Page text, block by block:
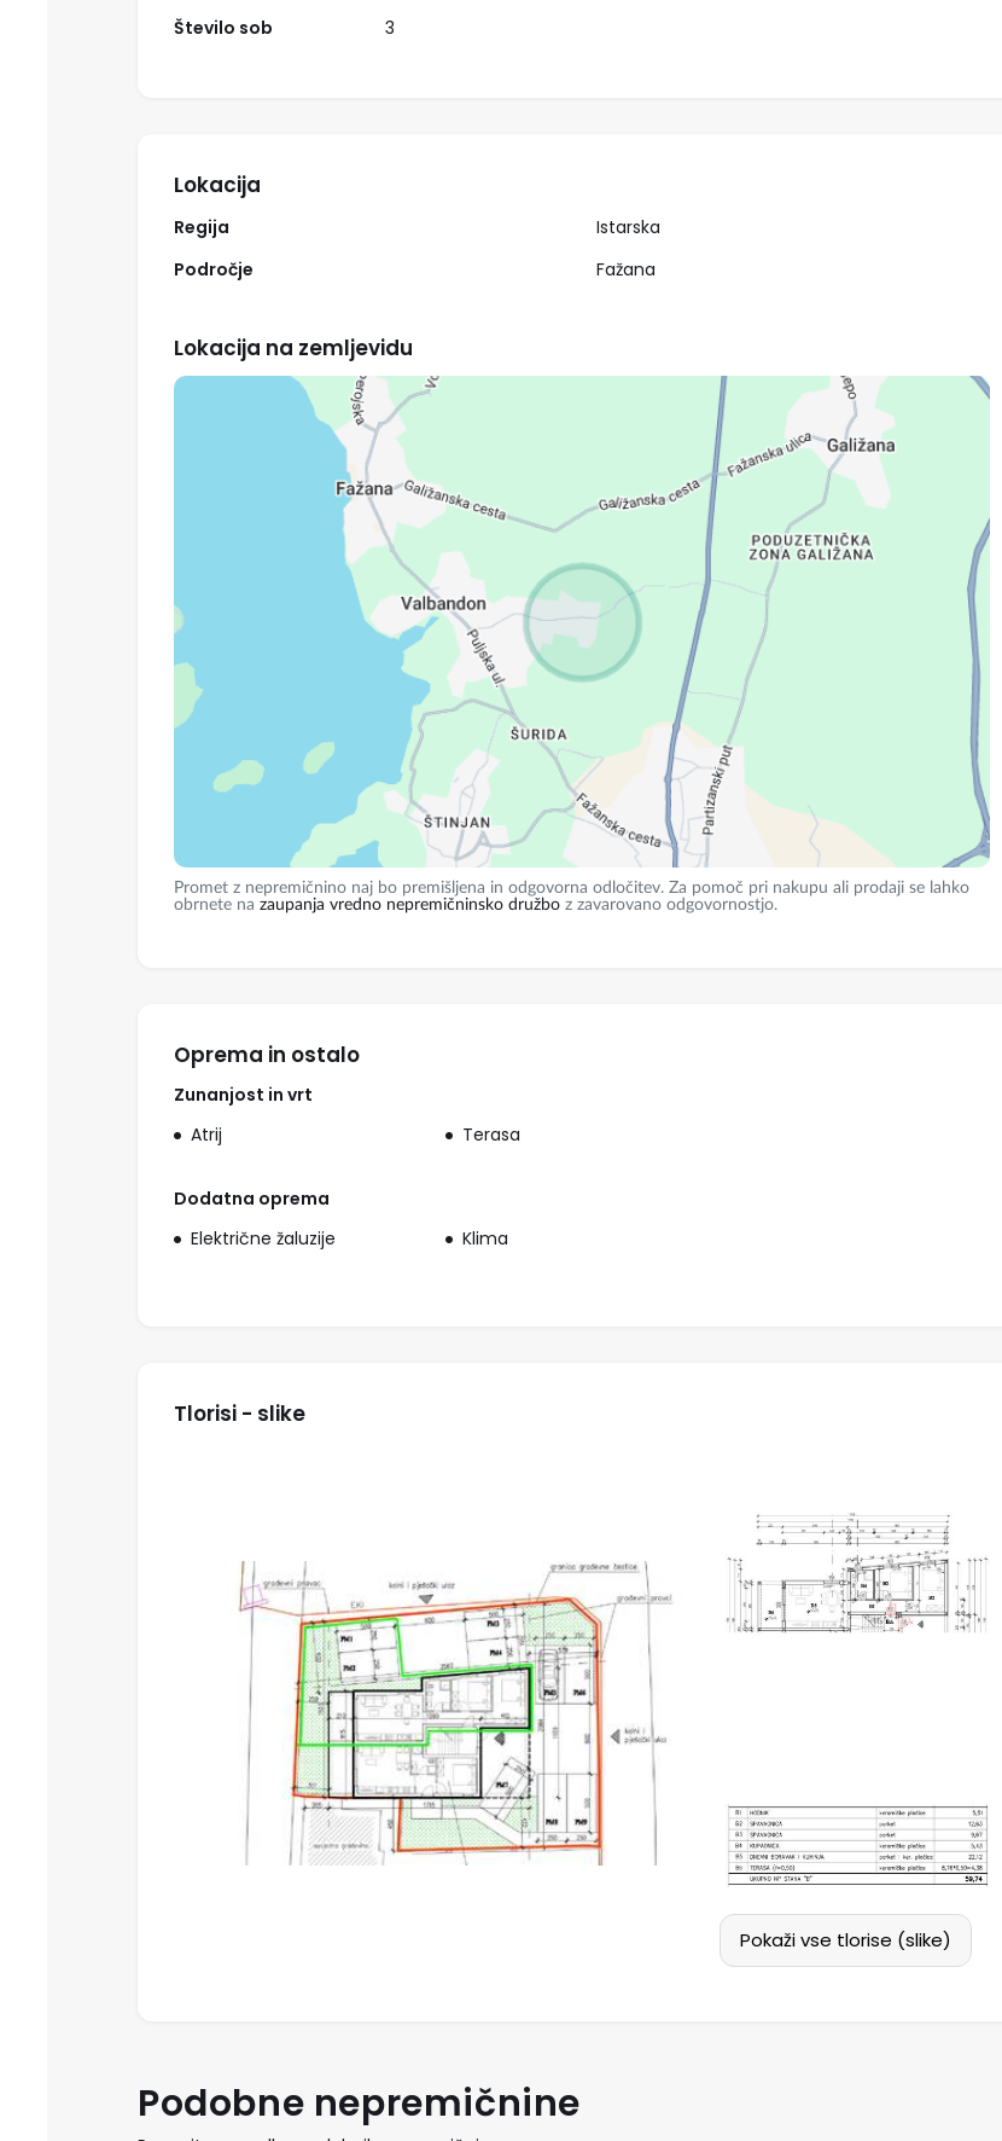
Število sob
3
Lokacija
Regija
Istarska
Področje
Fažana
Lokacija na zemljevidu
Promet z nepremičnino naj bo premišljena in odgovorna odločitev. Za pomoč pri nakupu ali prodaji se lahko
obrnete na zaupanja vredno nepremičninsko družbo z zavarovano odgovornostjo.
Oprema in ostalo
Zunanjost in vrt
Atrij
Terasa
Dodatna oprema
Električne žaluzije
Klima
Tlorisi - slike
Pokaži vse tlorise (slike)
Hiša kmetija
Hiša, Kmetija
Kras, Komen, Kobjeglava
564,00 m²
Urbanistika d.o.o.
Objavljeno 07. maj 2024
Podravska, Slovenska Bistrica
Hiša, Samostojna
Slovenska Bistrica
538,66 m²
K2 finance d.o.o.
Objavljeno 12. junij 2024
Prodaja
Podobne nepremičnine